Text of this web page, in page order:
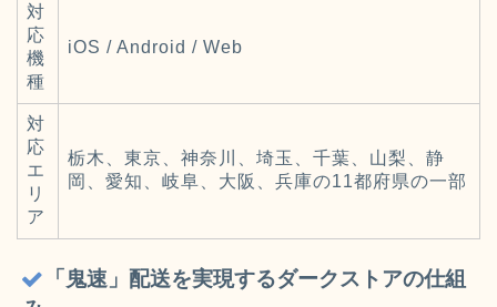
対
応
機
種
iOS / Android / Web
対
応
エ
リ
ア
栃木、東京、神奈川、埼玉、千葉、山梨、静
岡、愛知、岐阜、大阪、兵庫の11都府県の一部
「鬼速」配送を実現するダークストアの仕組